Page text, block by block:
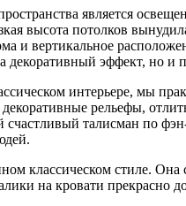
является
высота потолков
и вертикальное
декоративный эффект, но и
интерьере, мы
рельефы,
талисман по
классическом стиле.
на кровати прекрасно